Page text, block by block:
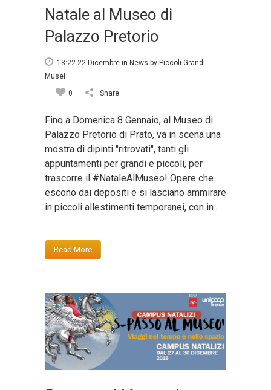
Natale al Museo di
Palazzo Pretorio
13:22 22 Dicembre in News by Piccoli Grandi
Musei
0
Share
Fino a Domenica 8 Gennaio, al Museo di
Palazzo Pretorio di Prato, va in scena una
mostra di dipinti "ritrovati", tanti gli
appuntamenti per grandi e piccoli, per
trascorre il #NataleAlMuseo! Opere che
escono dai depositi e si lasciano ammirare
in piccoli allestimenti temporanei, con in...
Read More